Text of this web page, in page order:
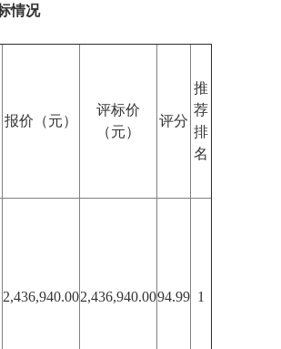
情况
报价（元）
评标价
（元）
评分
推
荐
排
名
2,436,940.002,436,940.0094.99 1